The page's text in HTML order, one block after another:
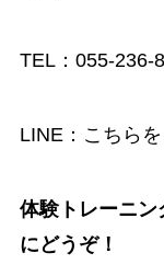
TEL：055-
LINE： こちら
体験トレーニ
にどうぞ！